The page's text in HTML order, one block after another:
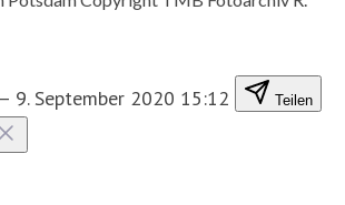
9. September 2020 15:12 Teilen